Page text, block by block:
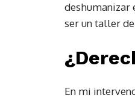
deshumanizar
ser un taller
En mi